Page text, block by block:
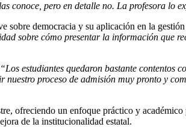
conoce, pero en detalle no. La profesora lo
democracia y su aplicación en la
sobre cómo presentar la información que
“Los estudiantes quedaron bastante contentos
proceso de admisión muy pronto y
ofreciendo un enfoque práctico y académico
de la institucionalidad estatal.